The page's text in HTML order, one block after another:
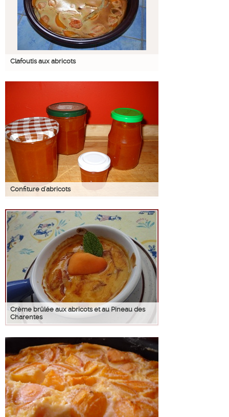
Clafoutis aux abricots
Confiture d'abricots
Crème brûlée aux abricots et au Pineau des
Charentes